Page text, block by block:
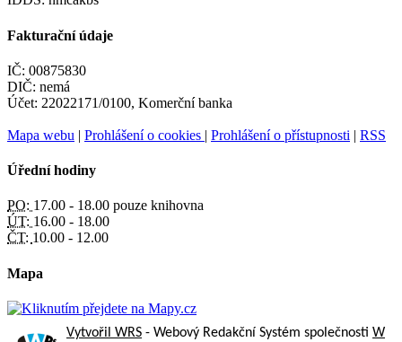
Fakturační údaje
IČ: 00875830
DIČ: nemá
Účet: 22022171/0100, Komerční banka
Mapa webu | Prohlášení o cookies | Prohlášení o přístupnosti | RSS
Úřední hodiny
PO: 17.00 - 18.00 pouze knihovna
ÚT: 16.00 - 18.00
ČT: 10.00 - 12.00
Mapa
Vytvořil WRS - Webový Redakční Systém společnosti W